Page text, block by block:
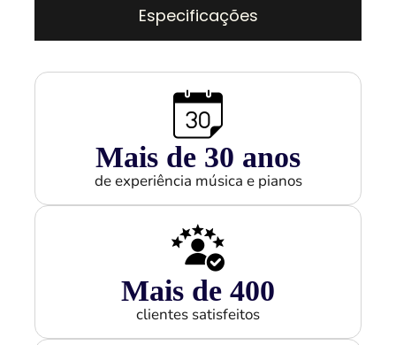
Especificações
Mais de 30 anos
de experiência música e pianos
Mais de 400
clientes satisfeitos